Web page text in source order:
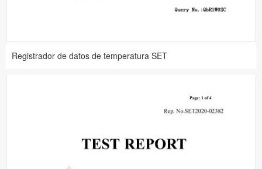
Registrador de datos de temperatura SET